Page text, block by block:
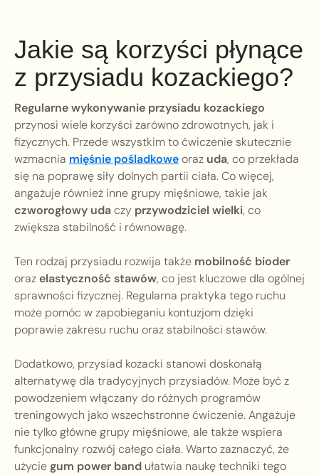
Jakie są korzyści płynące
z przysiadu kozackiego?
Regularne wykonywanie przysiadu kozackiego
przynosi wiele korzyści zarówno zdrowotnych, jak i
fizycznych. Przede wszystkim to ćwiczenie skutecznie
wzmacnia mięśnie pośladkoweoraz uda, co przekłada
się na poprawę siły dolnych partii ciała. Co więcej,
angażuje również inne grupy mięśniowe, takie jak
czworogłowy udaczy przywodziciel wielki, co
zwiększa stabilność i równowagę.
Ten rodzaj przysiadu rozwija także mobilność bioder
orazelastyczność stawów, co jest kluczowe dla ogólnej
sprawności fizycznej. Regularna praktyka tego ruchu
może pomóc w zapobieganiu kontuzjom dzięki
poprawie zakresu ruchu oraz stabilności stawów.
Dodatkowo, przysiad kozacki stanowi doskonałą
alternatywę dla tradycyjnych przysiadów. Może być z
powodzeniem włączany do różnych programów
treningowych jako wszechstronne ćwiczenie. Angażuje
nie tylko główne grupy mięśniowe, ale także wspiera
funkcjonalny rozwój całego ciała. Warto zaznaczyć, że
użyciegum power band ułatwia naukę techniki tego